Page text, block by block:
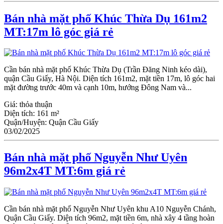
Bán nhà mặt phố Khúc Thừa Dụ 161m2
MT:17m lô góc giá rẻ
Cần bán nhà mặt phố Khúc Thừa Dụ (Trần Đăng Ninh kéo dài),
quận Cầu Giấy, Hà Nội. Diện tích 161m2, mặt tiền 17m, lô góc hai
mặt đường trước 40m và cạnh 10m, hướng Đông Nam và...
Giá: thỏa thuận
Diện tích: 161 m²
Quận/Huyện: Quận Cầu Giấy
03/02/2025
Bán nhà mặt phố Nguyễn Như Uyên
96m2x4T MT:6m giá rẻ
Cần bán nhà mặt phố Nguyễn Như Uyên khu A10 Nguyễn Chánh,
Quận Cầu Giấy. Diện tích 96m2, mặt tiền 6m, nhà xây 4 tầng hoàn